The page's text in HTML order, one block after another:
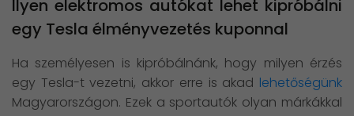
Ilyen elektromos autókat lehet kipróbálni
egy Tesla élményvezetés kuponnal
Ha személyesen is kipróbálnánk, hogy milyen érzés
egy Tesla-t vezetni, akkor erre is akad lehetőségünk
Magyarországon. Ezek a sportautók olyan márkákkal